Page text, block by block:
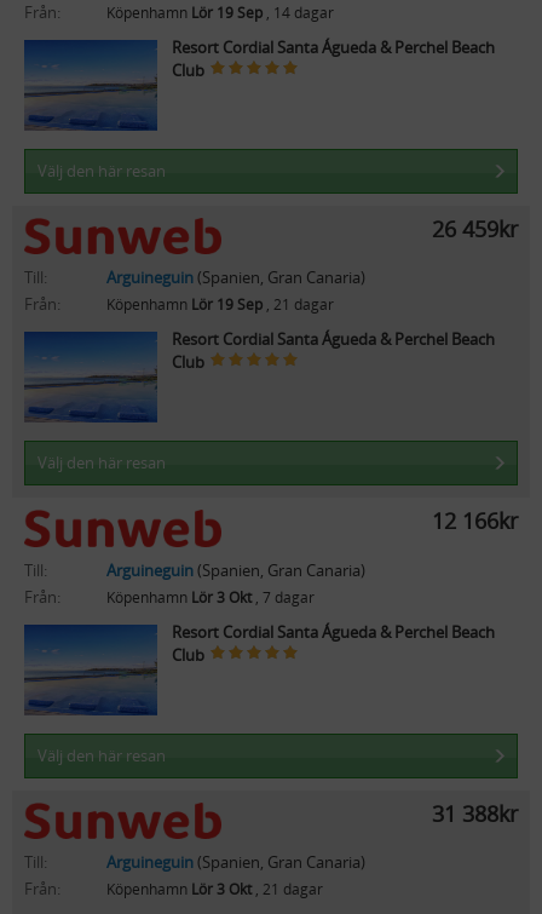
Från:
Köpenhamn Lör 19 Sep , 14 dagar
Resort Cordial Santa Águeda & Perchel Beach
Club
Välj den här resan
26 459kr
Till: Arguineguin(Spanien, Gran Canaria)
Från:
Köpenhamn Lör 19 Sep , 21 dagar
Resort Cordial Santa Águeda & Perchel Beach
Club
Välj den här resan
12 166kr
Till: Arguineguin(Spanien, Gran Canaria)
Från:
Köpenhamn Lör 3 Okt, 7 dagar
Resort Cordial Santa Águeda & Perchel Beach
Club
Välj den här resan
31 388kr
Till: Arguineguin(Spanien, Gran Canaria)
Från:
Köpenhamn Lör 3 Okt, 21 dagar